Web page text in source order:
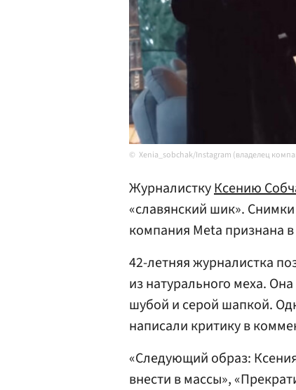
Xenia_sobchak/Instagram (владелец
ЖурналисткуКсению
«славянский шик».
компания Meta признана
42-летняя журналистка
из натурального меха.
шубой и серой шапкой.
написали критику в
«Следующий образ:
внести в массы»,